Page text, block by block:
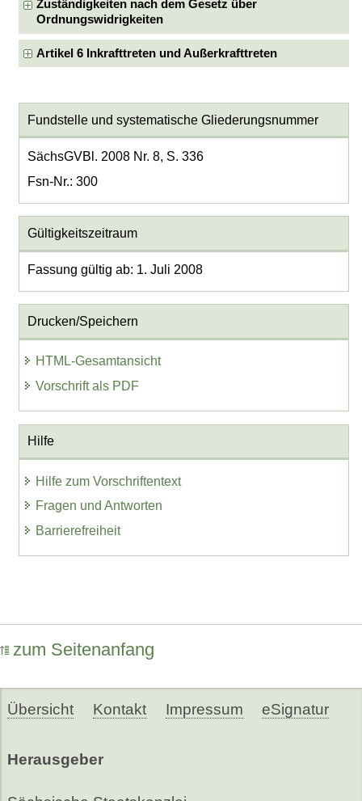
Zuständigkeiten nach dem Gesetz über
Ordnungswidrigkeiten
Artikel 6 Inkrafttreten und Außerkrafttreten
Fundstelle und systematische Gliederungsnummer
SächsGVBl. 2008 Nr. 8, S. 336
Fsn-Nr.: 300
Gültigkeitszeitraum
Fassung gültig ab: 1. Juli 2008
Drucken/Speichern
HTML-Gesamtansicht
Vorschrift als PDF
Hilfe
Hilfe zum Vorschriftentext
Fragen und Antworten
Barrierefreiheit
zum Seitenanfang
Übersicht Kontakt Impressum eSignatur
Herausgeber